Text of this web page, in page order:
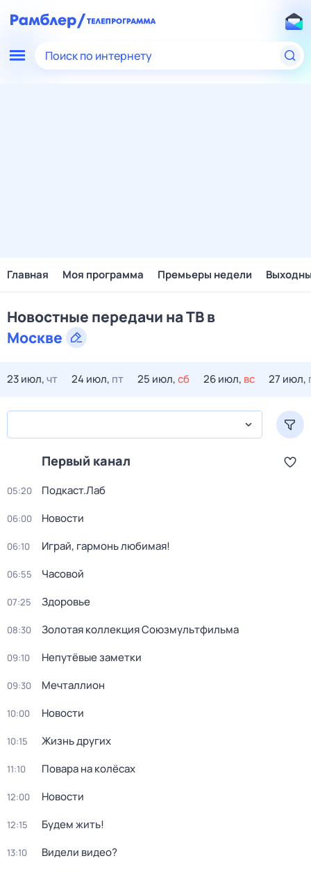
Поиск по интернету
Главная Моя программа Премьеры недели
Новостные передачи на ТВ в
Москве
23 июл,чт 24 июл, пт 25 июл,сб 26 июл, вс 27 июл,
Первый канал
05:20 Подкаст.Лаб
06:00 Новости
06:10 Играй, гармонь любимая!
06:55 Часовой
07:25 Здоровье
08:30 Золотая коллекция Союзмультфильма
09:10 Непутёвые заметки
09:30 Мечталлион
10:00 Новости
10:15 Жизнь других
11:10 Повара на колёсах
12:00 Новости
12:15 Будем жить!
13:10 Видели видео?